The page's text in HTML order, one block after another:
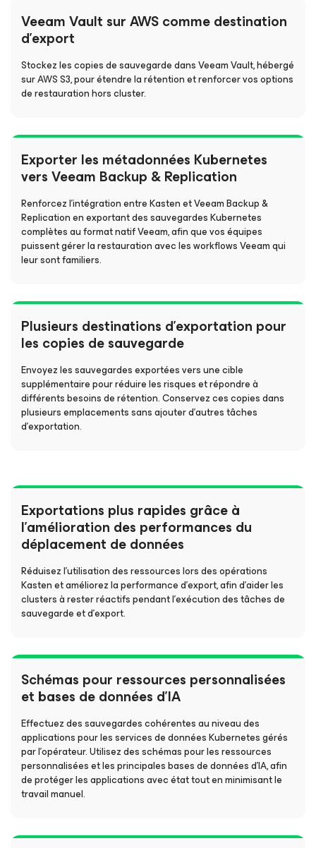
Veeam Vault sur AWS comme destination
d’export
Stockez les copies de sauvegarde dans Veeam Vault, hébergé
sur AWS S3, pour étendre la rétention et renforcer vos options
de restauration hors cluster.
Exporter les métadonnées Kubernetes
vers Veeam Backup & Replication
Renforcez l’intégration entre Kasten et Veeam Backup &
Replication en exportant des sauvegardes Kubernetes
complètes au format natif Veeam, afin que vos équipes
puissent gérer la restauration avec les workflows Veeam qui
leur sont familiers.
Plusieurs destinations d’exportation pour
les copies de sauvegarde
Envoyez les sauvegardes exportées vers une cible
supplémentaire pour réduire les risques et répondre à
différents besoins de rétention. Conservez ces copies dans
plusieurs emplacements sans ajouter d’autres tâches
d’exportation.
Exportations plus rapides grâce à
l'amélioration des performances du
déplacement de données
Réduisez l’utilisation des ressources lors des opérations
Kasten et améliorez la performance d’export, afin d’aider les
clusters à rester réactifs pendant l’exécution des tâches de
sauvegarde et d’export.
Schémas pour ressources personnalisées
et bases de données d’IA
Effectuez des sauvegardes cohérentes au niveau des
applications pour les services de données Kubernetes gérés
par l’opérateur. Utilisez des schémas pour les ressources
personnalisées et les principales bases de données d’IA, afin
de protéger les applications avec état tout en minimisant le
travail manuel.